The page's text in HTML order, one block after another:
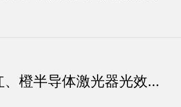
橙半导体激光器光效已